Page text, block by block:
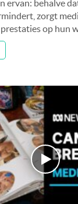
ervan: behalve
zorgt
op hun